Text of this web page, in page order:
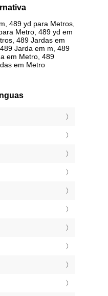
489 yd para Metros,
Metro, 489 yd em
489 Jardas em
Jarda em m, 489
em Metro, 489
em Metro